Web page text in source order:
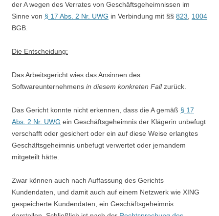
der A wegen des Verrates von Geschäftsgeheimnissen im
Sinne von § 17 Abs. 2 Nr. UWG in Verbindung mit §§ 823
1004
BGB.
Die Entscheidung:
Das Arbeitsgericht wies das Ansinnen des
Softwareunternehmens in diesem konkreten Fallzurück.
Das Gericht konnte nicht erkennen, dass die A gemäß § 17
Abs. 2 Nr. UWG ein Geschäftsgeheimnis der Klägerin unbefugt
verschafft oder gesichert oder ein auf diese Weise erlangtes
Geschäftsgeheimnis unbefugt verwertet oder jemandem
mitgeteilt hätte.
Zwar können auch nach Auffassung des Gerichts
Kundendaten, und damit auch auf einem Netzwerk wie XING
gespeicherte Kundendaten, ein Geschäftsgeheimnis